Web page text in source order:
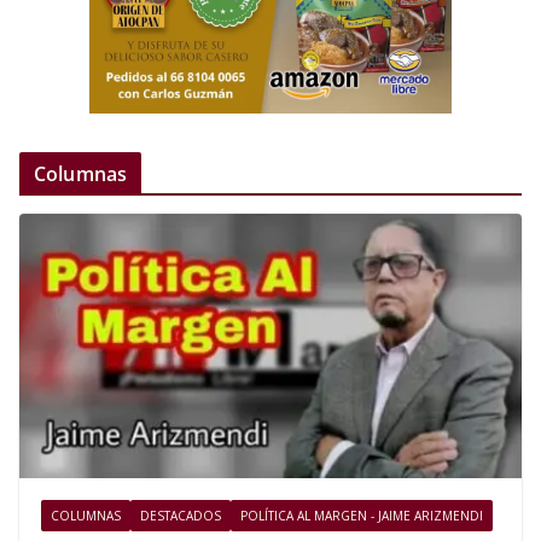
Columnas
COLUMNAS DESTACADOS POLÍTICA AL MARGEN - JAIME ARIZMENDI